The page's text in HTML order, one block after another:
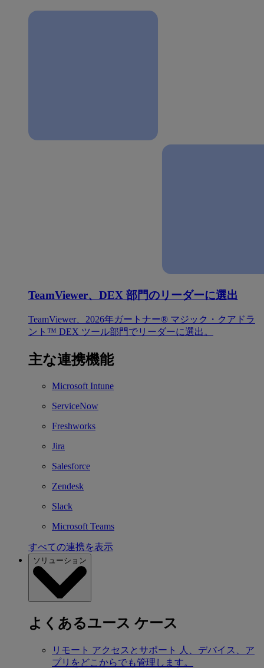
TeamViewer、DEX 部門のリーダーに選出
TeamViewer、2026年ガートナー® マジック・クアドラ
ント™ DEX ツール部門でリーダーに選出。
主な連携機能
Microsoft Intune
ServiceNow
Freshworks
Jira
Salesforce
Zendesk
Slack
Microsoft Teams
すべての連携を表示
ソリューション
よくあるユース ケース
リモート アクセスとサポート
人、デバイス、ア
プリをどこからでも管理します。